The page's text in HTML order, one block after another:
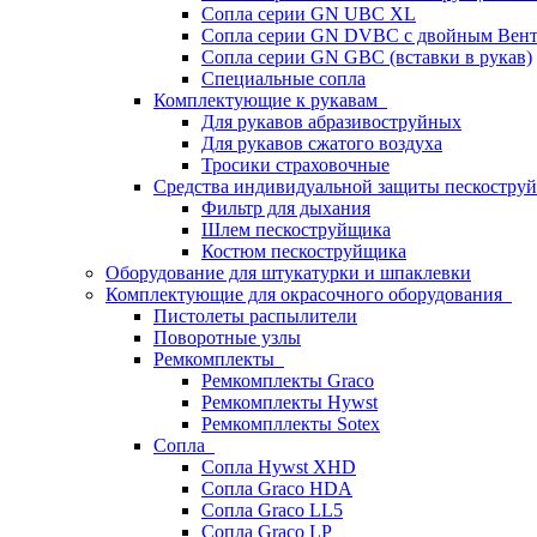
Сопла серии GN UBC XL
Сопла серии GN DVBC с двойным
Сопла серии GN GBC (вставки в рукав)
Специальные сопла
Комплектующие к рукавам
Для рукавов абразивоструйных
Для рукавов сжатого воздуха
Тросики страховочные
Средства индивидуальной защиты
Фильтр для дыхания
Шлем пескоструйщика
Костюм пескоструйщика
Оборудование для штукатурки и шпаклевки
Комплектующие для окрасочного оборудования
Пистолеты распылители
Поворотные узлы
Ремкомплекты
Ремкомплекты Graco
Ремкомплекты Hywst
Ремкомпллекты Sotex
Сопла
Сопла Hywst XHD
Сопла Graco HDA
Сопла Graco LL5
Сопла Graco LP